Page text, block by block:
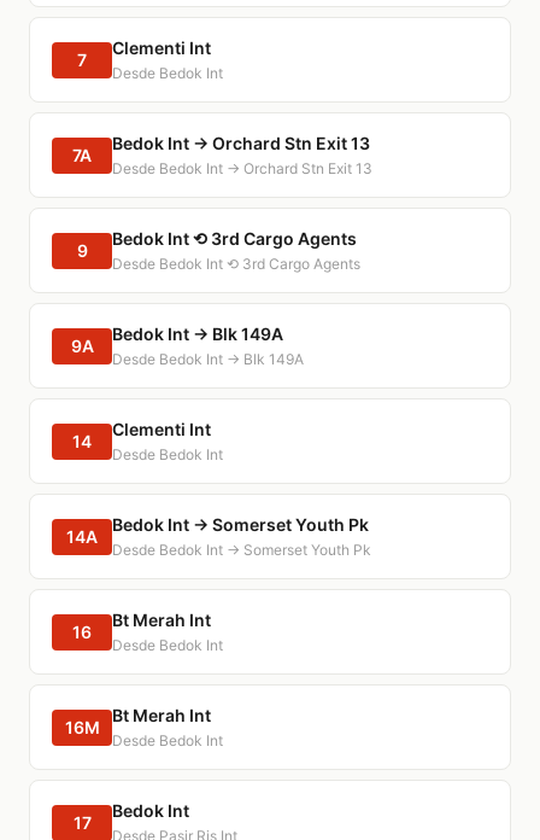
7
Clementi Int
Desde Bedok Int
7A
Bedok Int → Orchard Stn Exit 13
Desde Bedok Int → Orchard Stn Exit 13
9
Bedok Int ⟲ 3rd Cargo Agents
Desde Bedok Int ⟲ 3rd Cargo Agents
9A
Bedok Int → Blk 149A
Desde Bedok Int → Blk 149A
14
Clementi Int
Desde Bedok Int
14A
Bedok Int → Somerset Youth Pk
Desde Bedok Int → Somerset Youth Pk
16
Bt Merah Int
Desde Bedok Int
16M
Bt Merah Int
Desde Bedok Int
17
Bedok Int
Desde Pasir Ris Int